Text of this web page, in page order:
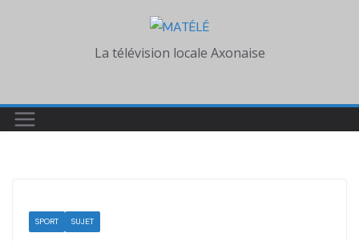
La télévision locale Axonaise
SPORT SUJET